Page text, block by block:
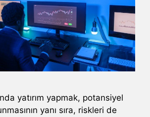
yatırım yapmak, potansiyel
yanı sıra, riskleri de